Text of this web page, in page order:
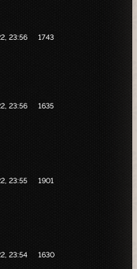
23:56 1743
23:56 1635
23:55 1901
23:54 1630